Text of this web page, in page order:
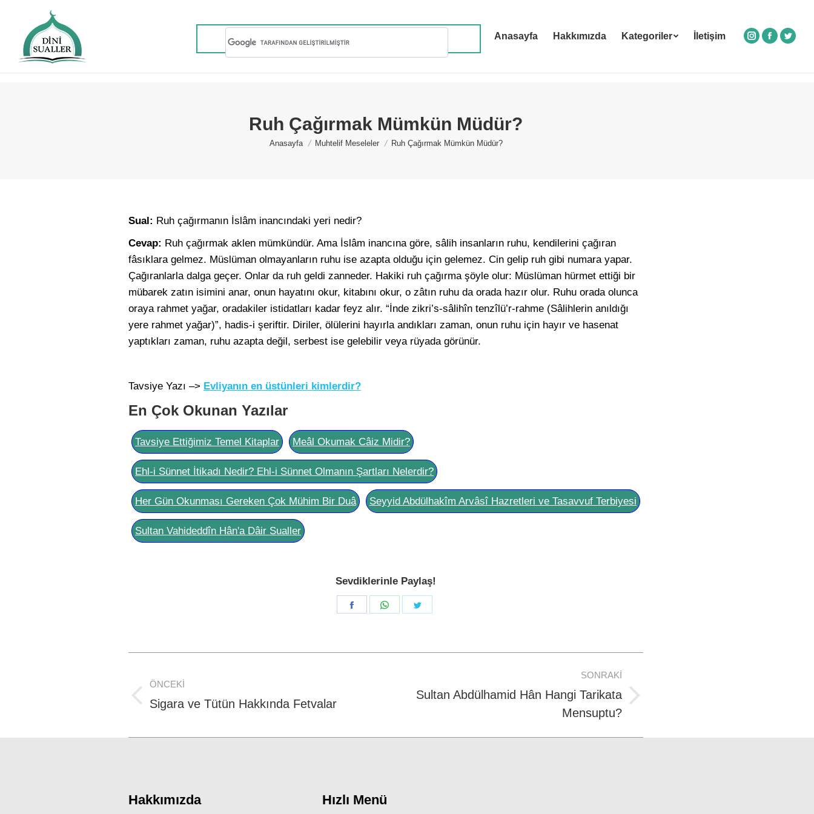
Anasayfa Hakkımızda Kategoriler İletişim
Instagram
Facebook
Ruh Çağırmak Mümkün Müdür?
You are here:
Anasayfa Muhtelif Meseleler Ruh Çağırmak Mümkün Müdür?
Sual: Ruh çağırmanın İslâm inancındaki yeri nedir?
Cevap: Ruh çağırmak aklen mümkündür. Ama İslâm inancına göre, sâlih insanların ruhu, kendilerini çağıran
fâsıklara gelmez. Müslüman olmayanların ruhu ise azapta olduğu için gelemez. Cin gelip ruh gibi numara yapar.
Çağıranlarla dalga geçer. Onlar da ruh geldi zanneder. Hakiki ruh çağırma şöyle olur: Müslüman hürmet ettiği bir
mübarek zatın isimini anar, onun hayatını okur, kitabını okur, o zâtın ruhu da orada hazır olur. Ruhu orada olunca
oraya rahmet yağar, oradakiler istidatları kadar feyz alır. “İnde zikri’s-sâlihîn tenzîlü’r-rahme (Sâlihlerin anıldığı
yere rahmet yağar)”, hadis-i şeriftir. Diriler, ölülerini hayırla andıkları zaman, onun ruhu için hayır ve hasenat
yaptıkları zaman, ruhu azapta değil, serbest ise gelebilir veya rüyada görünür.
Tavsiye Yazı –> Evliyanın en üstünleri kimlerdir?
En Çok Okunan Yazılar
Tavsiye Ettiğimiz Temel Kitaplar Meâl Okumak Câiz Midir?
Ehl-i Sünnet İtikadı Nedir? Ehl-i Sünnet Olmanın Şartları Nelerdir?
Her Gün Okunması Gereken Çok Mühim Bir Duâ Seyyid Abdülhakîm Arvâsî Hazretleri ve Tasavvuf Terbiyesi
Sultan Vahideddîn Hân'a Dâir Sualler
Sevdiklerinle Paylaş!
Share
Share
navigation
ÖNCEKI
Previous
Sigara ve Tütün Hakkında Fetvalar
SONRAKI
Next
Sultan Abdülhamid Hân Hangi Tarikata
Mensuptu?
Hakkımızda Hızlı Menü